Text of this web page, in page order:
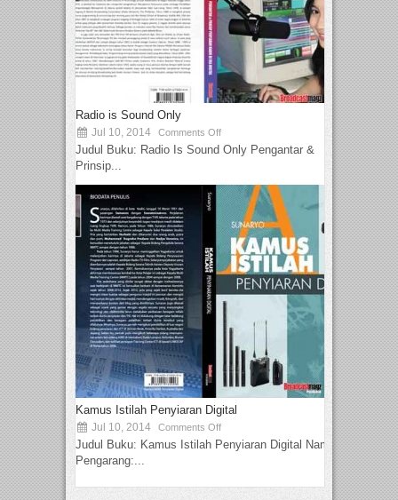
Radio is Sound Only
Jul 10, 2014 Comments Off
Judul Buku: Radio Is Sound Only Pengantar &
Prinsip...
Kamus Istilah Penyiaran Digital
Jul 10, 2014 Comments Off
Judul Buku: Kamus Istilah Penyiaran Digital Nama
Pengarang:...